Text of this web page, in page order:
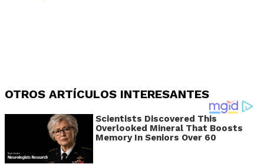
OTROS ARTÍCULOS INTERESANTES
Scientists Discovered This
Overlooked Mineral That Boosts
Memory In Seniors Over 60